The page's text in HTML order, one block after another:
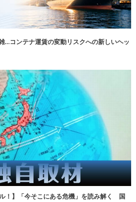
…コンテナ運賃の変動リスクへの新しいヘッ
ル！】「今そこにある危機」を読み解く 国